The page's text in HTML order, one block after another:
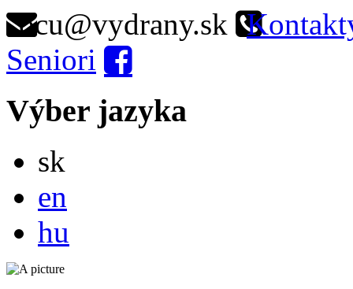
ocu@vydrany.sk
Seniori
Výber jazyka
sk
en
hu